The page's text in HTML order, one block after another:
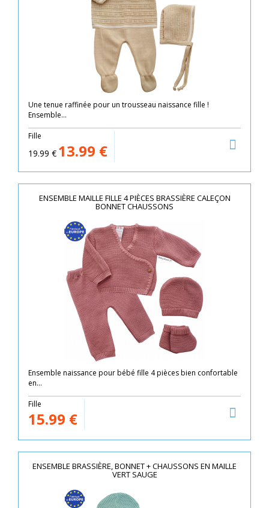
Une tenue raffinée pour un trousseau naissance fille !
Ensemble...
Fille
19.99 € 13.99 €
ENSEMBLE MAILLE FILLE 4 PIÈCES BRASSIÈRE CALEÇON
BONNET CHAUSSONS
Ensemble naissance pour bébé fille 4 pièces bien confortable
en...
Fille
15.99 €
ENSEMBLE BRASSIÈRE, BONNET + CHAUSSONS EN MAILLE
VERT SAUGE